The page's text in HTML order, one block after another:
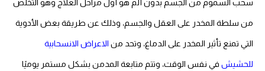
سحب السموم من الجسم بدون ألم هو أول مراحل العلاج وهو التخلص
من سلطة المخدر على العقل والجسم، وذلك عن طريقة بعض الأدوية
التي تمنع تأثير المخدر على الدماغ، وتحد من الاعراض الانسحابية
للحشيش في نفس الوقت، وتتم متابعة المدمن بشكل مستمر يوميًا